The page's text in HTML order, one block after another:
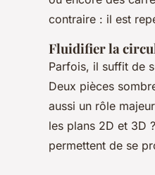
contraire : il est
Fluidifier la
Parfois, il suffit de
Deux pièces
aussi un rôle
les plans 2D et 3D
permettent de se